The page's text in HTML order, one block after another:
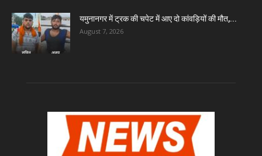
यमुनानगर में ट्रक की चपेट में आए दो कांवड़ियों की मौत,...
August 7, 2026